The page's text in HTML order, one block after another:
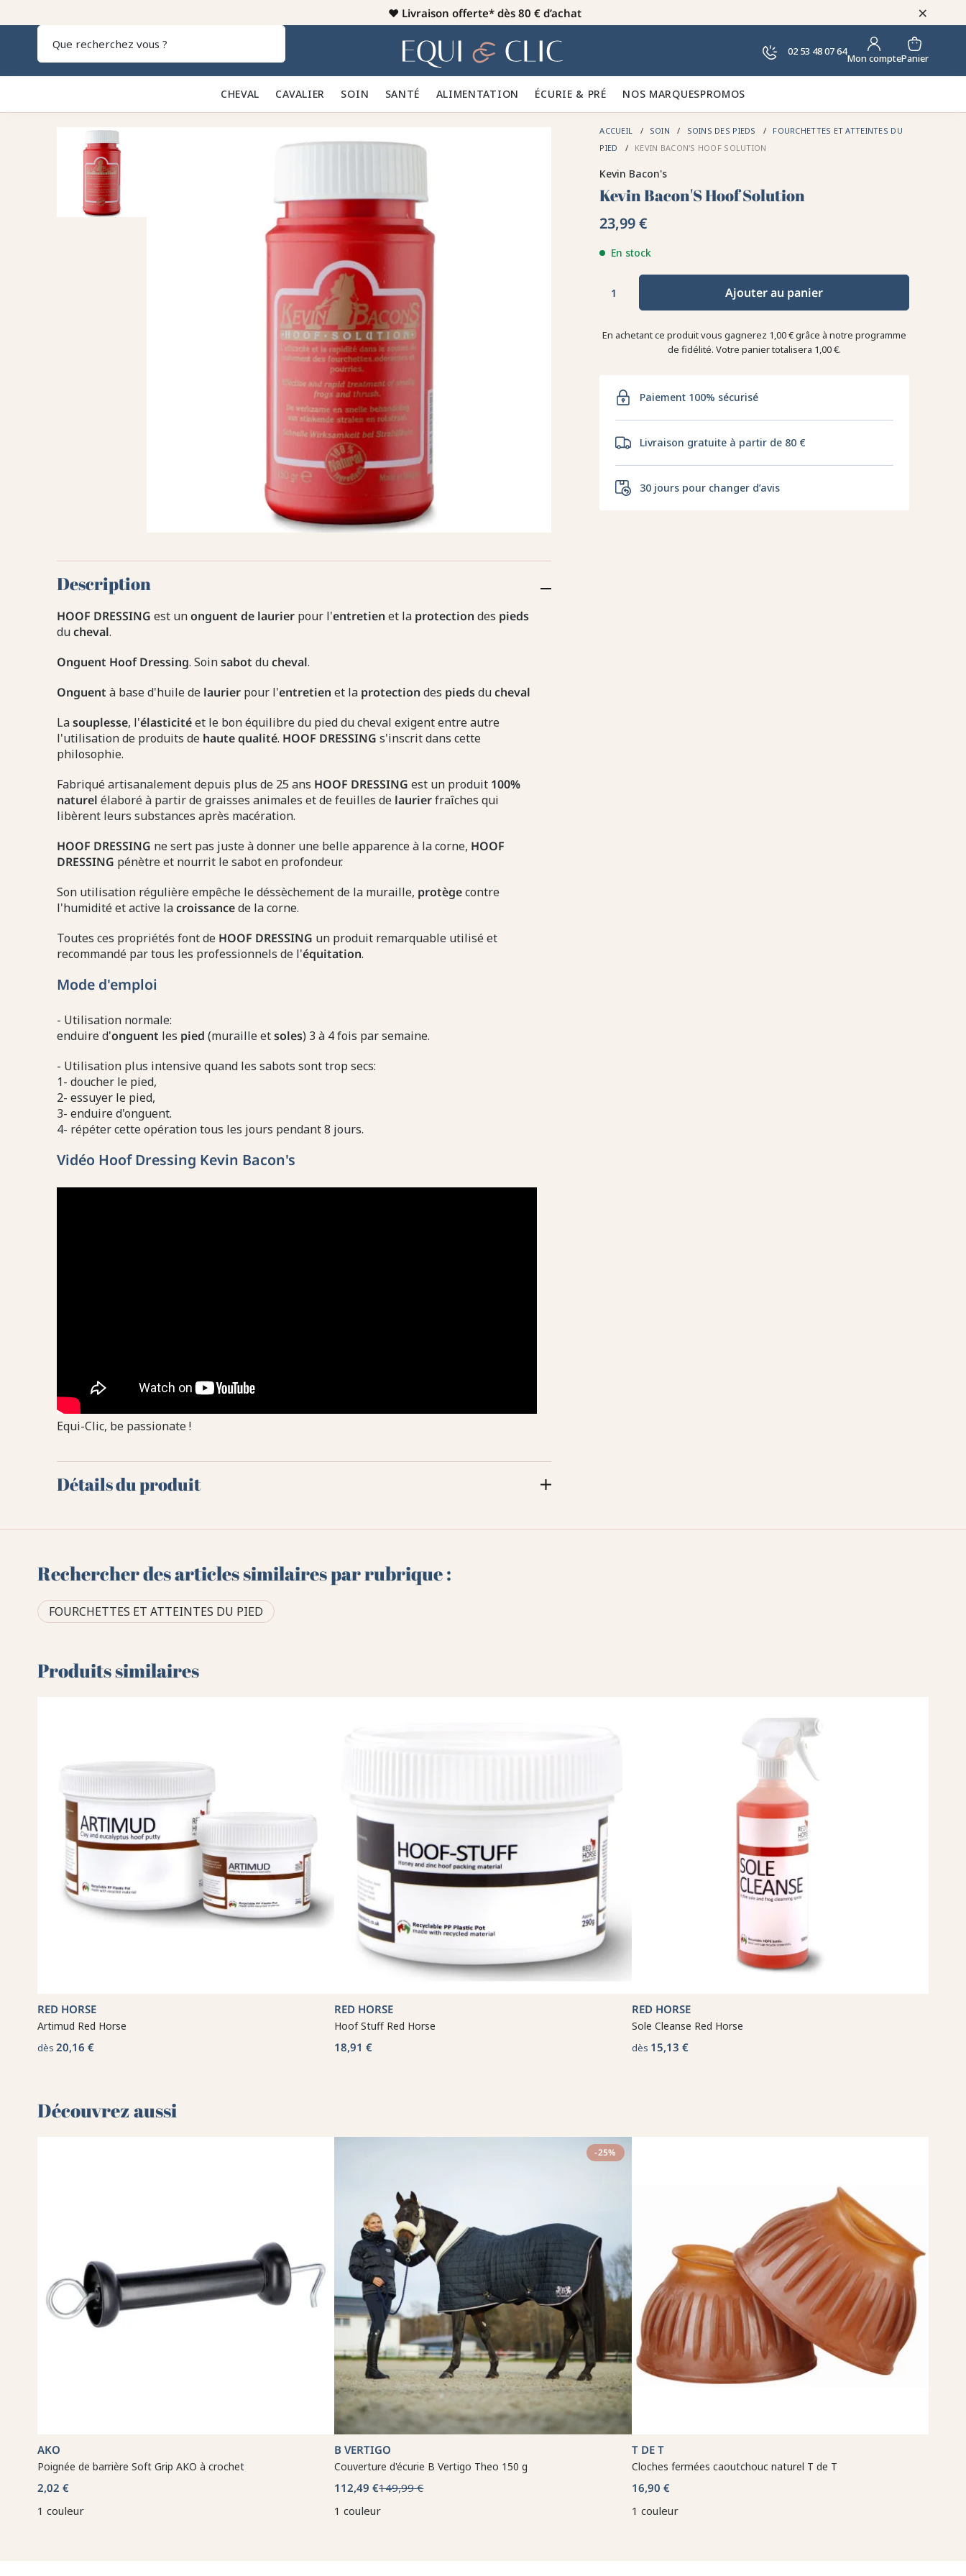
♥️ Livraison offerte* dès 80 € d’achat ×
Home 02 53 48 07 64
Mon comptePanier
CHEVAL 🐎 CAVALIER 👕 SOIN 🪮 SANTÉ ✨ ALIMENTATION 🥕 ÉCURIE & PRÉ 🍃 NOS MARQUESPROMOS
ACCUEIL SOIN SOINS DES PIEDS
FOURCHETTES ET ATTEINTES DU
PIED
KEVIN BACON'S HOOF SOLUTION
Kevin Bacon's
Kevin Bacon'S Hoof Solution
23,99 €
En stock
Ajouter au panier
En achetant ce produit vous gagnerez 1,00 €grâce à notre programme
de fidélité. Votre panier totalisera 1,00 €.
Paiement 100% sécurisé
Livraison gratuite à partir de 80 €
30 jours pour changer d’avis
Description
HOOF DRESSING est unonguent de laurierpour l'entretien et la protection des pieds
ducheval.
Onguent Hoof Dressing. Soinsabot ducheval.
Onguent à base d'huile de laurierpour l'entretien et la protection des piedsducheval
Lasouplesse, l'élasticitéet le bon équilibre du pied du cheval exigent entre autre
l'utilisation de produits de hautequalité. HOOF DRESSING s'inscrit dans cette
philosophie.
Fabriqué artisanalement depuis plus de 25 ans HOOF DRESSING est un produit 100%
naturel élaboré à partir de graisses animales et de feuilles de laurierfraîches qui
libèrent leurs substances après macération.
HOOF DRESSING ne sert pas juste à donner une belle apparence à la corne, HOOF
DRESSING pénètre et nourrit le sabot en profondeur.
Son utilisation régulière empêche le déssèchement de la muraille, protègecontre
l'humidité et active lacroissancede la corne.
Toutes ces propriétés font de HOOF DRESSING un produit remarquable utilisé et
recommandé par tous les professionnels de l'équitation.
Mode d'emploi
- Utilisation normale:
enduire d'onguent les pied (muraille etsoles) 3 à 4 fois par semaine.
- Utilisation plus intensive quand les sabots sont trop secs:
1- doucher le pied,
2- essuyer le pied,
3- enduire d'onguent.
4- répéter cette opération tous les jours pendant 8 jours.
Vidéo Hoof Dressing Kevin Bacon's
Equi-Clic, be passionate !
Détails du produit
Rechercher des articles similaires par rubrique :
FOURCHETTES ET ATTEINTES DU PIED
Produits similaires
RED HORSE
Artimud Red Horse
dès20,16 €
RED HORSE
Hoof Stuff Red Horse
18,91 €
RED HORSE
Sole Cleanse Red Horse
dès 15,13 €
Découvrez aussi 🌻
AKO
Poignée de barrière Soft Grip AKO à crochet
2,02 €
1 couleur
-25%
B VERTIGO
Couverture d'écurie B Vertigo Theo 150 g
112,49 €149,99 €
1 couleur
T DE T
Cloches fermées caoutchouc naturel T de T
16,90 €
1 couleur